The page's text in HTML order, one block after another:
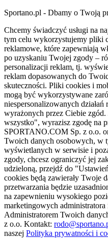
Sportano.pl - Dbamy o Twoją
Chcemy świadczyć usługi na
tym celu wykorzystujemy pliki
reklamowe, które zapewniają
po uzyskaniu Twojej zgody –
personalizacji reklam, tj.
reklam dopasowanych do
skuteczności. Pliki cookies i
mogą być wykorzystywane
niespersonalizowanych
wyrażonych przez Ciebie
wszystko", wyrazisz zgodę na
SPORTANO.COM Sp. z o.o.
Twoich danych osobowych, w
wyświetlanych w serwisie i
zgody, chcesz ograniczyć jej
udzieloną, przejdź do
cookies będą zawierały Twoje
przetwarzania będzie
na zapewnieniu wysokiego
marketingowych
Administratorem Twoich
z o.o. Kontakt:
naszej Polityka prywatności i